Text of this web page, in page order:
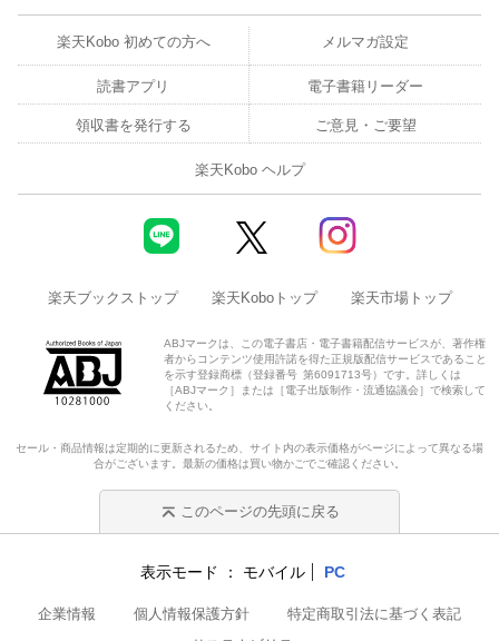
楽天Kobo 初めての方へ メルマガ設定
読書アプリ 電子書籍リーダー
領収書を発行する ご意見・ご要望
楽天Kobo ヘルプ
楽天ブックストップ 楽天Koboトップ 楽天市場トップ
ABJマークは、この電子書店・電子書籍配信サービスが、著作権
者からコンテンツ使用許諾を得た正規版配信サービスであること
を示す登録商標（登録番号 第6091713号）です。詳しくは
［ABJマーク］または［電子出版制作・流通協議会］で検索して
ください。
セール・商品情報は定期的に更新されるため、サイト内の表示価格がページによって異なる場
合がございます。最新の価格は買い物かごでご確認ください。
このページの先頭に戻る
表示モード モバイル PC
企業情報 個人情報保護方針
特定商取引法に基づく表記